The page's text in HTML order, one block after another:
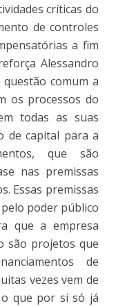
críticas do
de controles
a fim
Alessandro
comum a
os processos do
todas as suas
de capital para a
que são
nas premissas
Essas premissas
poder público
que a empresa
são projetos que
de
vezes vem de
o que por si só já